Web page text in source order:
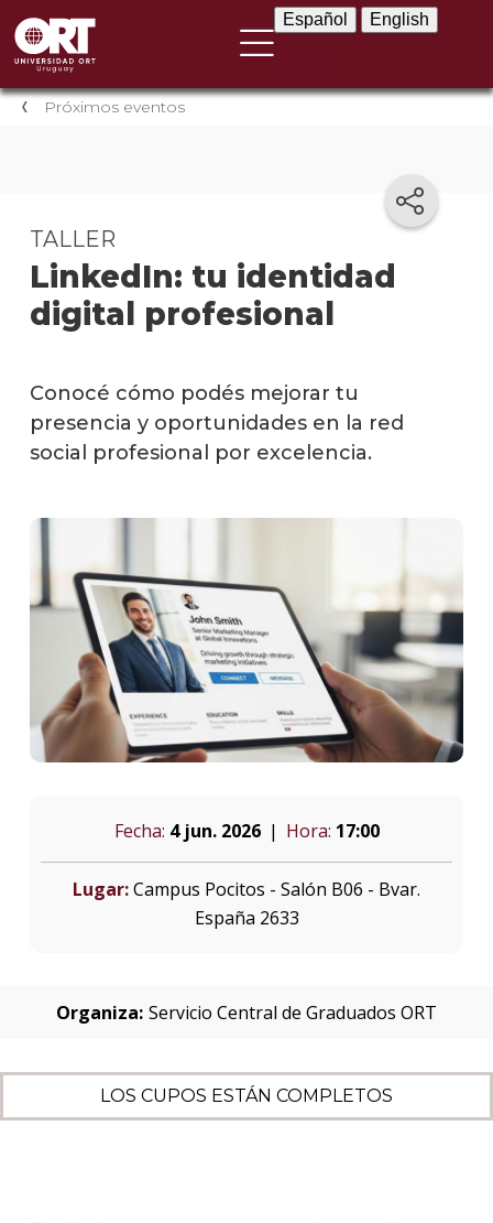
Español English
Próximos eventos
LinkedIn: tu identidad
digital profesional
TALLER
Conocé cómo podés mejorar tu
presencia y oportunidades en la red
social profesional por excelencia.
Fecha: 4 jun. 2026 Hora: 17:00
Lugar:Campus Pocitos - Salón B06 - Bvar.
España 2633
Organiza: Servicio Central de Graduados ORT
LOS CUPOS ESTÁN COMPLETOS